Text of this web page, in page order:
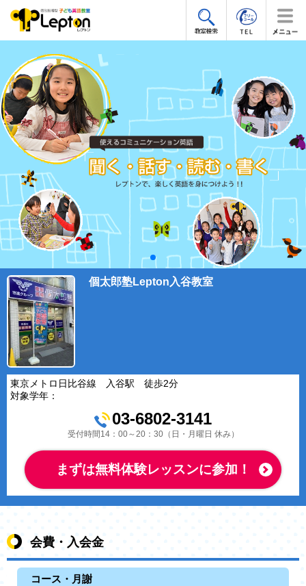
個太郎塾Lepton入谷教室
東京メトロ日比谷線 入谷駅 徒歩2分
対象学年：
03-6802-3141
受付時間14：00～20：30（日・月曜日 休み）
まずは無料体験レッスンに参加！
会費・入会金
コース・月謝